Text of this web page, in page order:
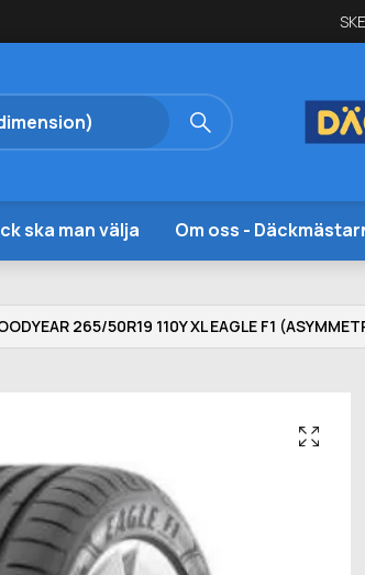
ska man välja Om oss -
265/50R19 110Y XL EAGLE F1